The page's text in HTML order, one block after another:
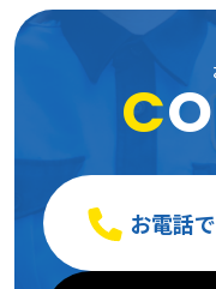
2006年1月
2005年1月
C
お電話